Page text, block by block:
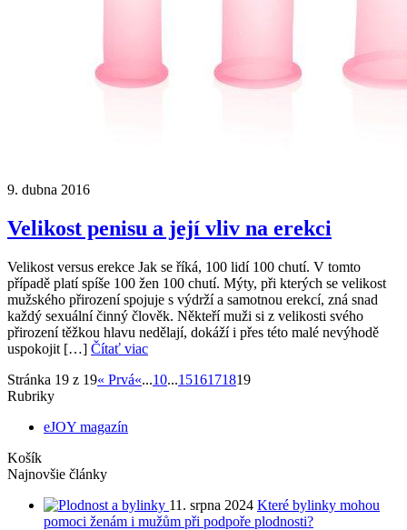
9. dubna 2016
Velikost penisu a její vliv na erekci
Velikost versus erekce Jak se říká, 100 lidí 100 chutí. V tomto
případě platí spíše 100 žen 100 chutí. Mýty, při kterých se velikost
mužského přirození spojuje s výdrží a samotnou erekcí, zná snad
každý sexuální činný člověk. Někteří muži si z velikosti svého
přirození těžkou hlavu nedělají, dokáží i přes této malé nevýhodě
uspokojit […] Čítať viac
Stránka 19 z 19« Prvá«...10...1516171819
Rubriky
eJOY magazín
Košík
Najnovšie články
11. srpna 2024 Které bylinky mohou
pomoci ženám i mužům při podpoře plodnosti?